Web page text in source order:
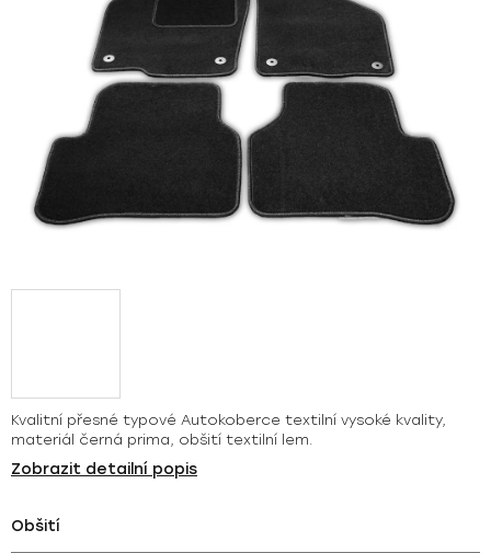
Kvalitní přesné typové Autokoberce textilní vysoké kvality,
materiál černá prima, obšití textilní lem.
Zobrazit detailní popis
Obšití